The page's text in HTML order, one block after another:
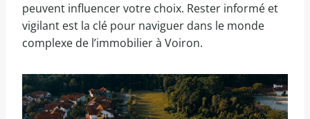
peuvent influencer votre choix. Rester informé et
vigilant est la clé pour naviguer dans le monde
complexe de l’immobilier à Voiron.